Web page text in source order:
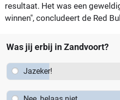
resultaat. Het was een
winnen", concludeert de Red
Was jij erbij in Zandvoort?
Jazeker!